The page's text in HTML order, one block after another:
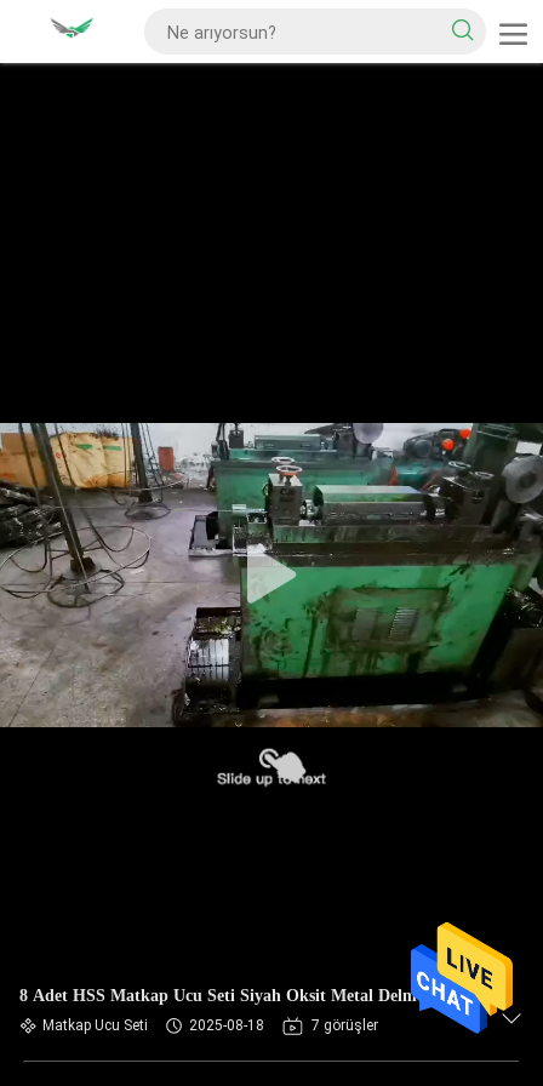
8 Adet HSS Matkap Ucu Seti Siyah Oksit Metal Delme İçin
Matkap Ucu Seti 2025-08-18 7 görüşler